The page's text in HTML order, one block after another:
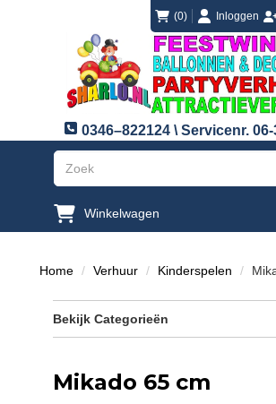
(0) loginInloggen
registreren
0346–822124 \ Servicenr.
Winkelwagen
Home Verhuur Kinderspelen
Bekijk Categorieën
Mikado 65 cm